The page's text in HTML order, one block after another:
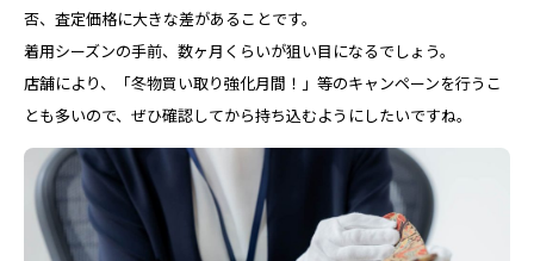
否、査定価格に大きな差があることです。
着用シーズンの手前、数ヶ月くらいが狙い目になるでしょう。
店舗により、「冬物買い取り強化月間！」等のキャンペーンを行うこ
とも多いので、ぜひ確認してから持ち込むようにしたいですね。